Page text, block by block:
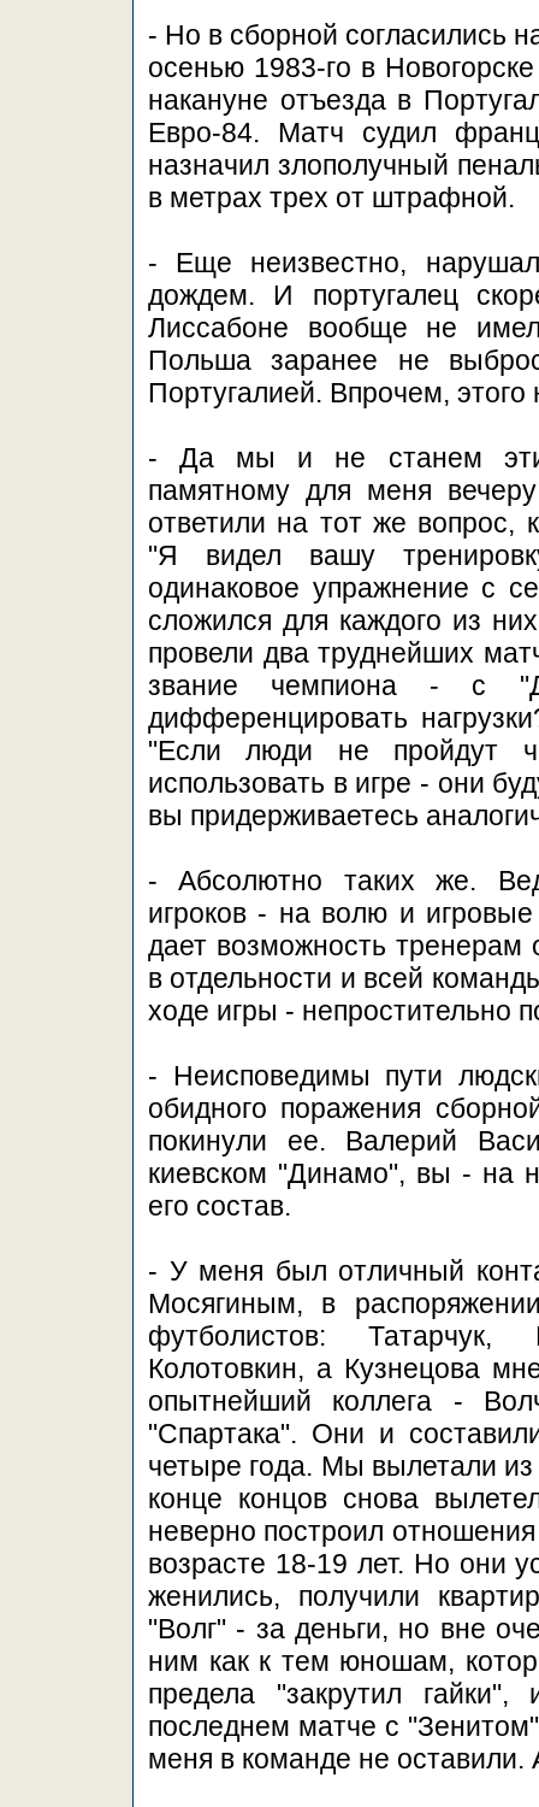
- Но в сборной согласились
осенью 1983-го в
накануне отъезда в
Евро-84. Матч судил
назначил злополучный
в метрах трех от штрафной.
- Еще неизвестно,
дождем. И португалец
Лиссабоне вообще не
Польша заранее не
Португалией. Впрочем,
- Да мы и не станем
памятному для меня
ответили на тот же вопрос,
"Я видел вашу
одинаковое упражнение с
сложился для каждого из
провели два труднейших
звание чемпиона - с
дифференцировать
"Если люди не пройдут
использовать в игре - они
вы придерживаетесь
- Абсолютно таких же.
игроков - на волю и
дает возможность тренерам
в отдельности и всей
ходе игры - непростительно
- Неисповедимы пути
обидного поражения
покинули ее. Валерий
киевском "Динамо", вы - на
его состав.
- У меня был отличный
Мосягиным, в
футболистов: Татарчук,
Колотовкин, а Кузнецова
опытнейший коллега -
"Спартака". Они и
четыре года. Мы вылетали
конце концов снова
неверно построил
возрасте 18-19 лет. Но они
женились, получили
"Волг" - за деньги, но вне
ним как к тем юношам,
предела "закрутил
последнем матче с
меня в команде не оставили.